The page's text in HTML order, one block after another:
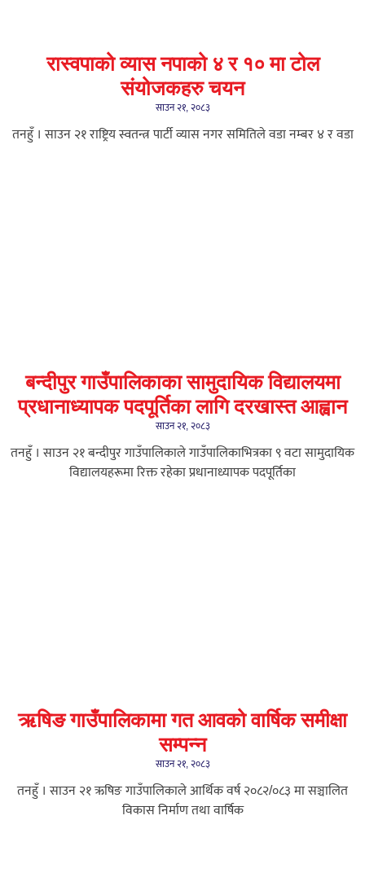
रास्वपाको व्यास नपाको ४ र १० मा टोल
संयोजकहरु चयन
साउन २१, २०८३
तनहुँ । साउन २१ राष्ट्रिय स्वतन्त्र पार्टी व्यास नगर समितिले वडा नम्बर ४ र वडा
बन्दीपुर गाउँपालिकाका सामुदायिक विद्यालयमा
प्रधानाध्यापक पदपूर्तिका लागि दरखास्त आह्वान
साउन २१, २०८३
तनहुँ । साउन २१ बन्दीपुर गाउँपालिकाले गाउँपालिकाभित्रका ९ वटा सामुदायिक
विद्यालयहरूमा रिक्त रहेका प्रधानाध्यापक पदपूर्तिका
ऋषिङ गाउँपालिकामा गत आवको वार्षिक समीक्षा
सम्पन्न
साउन २१, २०८३
तनहुँ । साउन २१ ऋषिङ गाउँपालिकाले आर्थिक वर्ष २०८२/०८३ मा सञ्चालित
विकास निर्माण तथा वार्षिक